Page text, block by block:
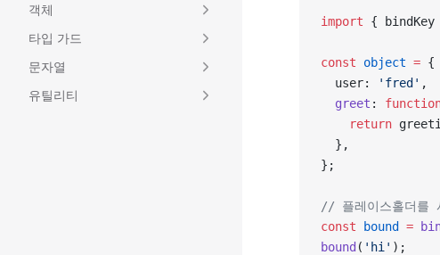
객체
타입 가드
문자열
유틸리티
import {
const object = {
  user:
'fred' ,
  greet
:
    return
  },
};
// 플레이스홀더를
const bound =
bound ( 'hi' );